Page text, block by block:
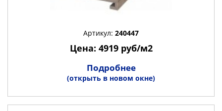
Артикул: 240447
Цена: 4919 руб/м2
Подробнее
(открыть в новом окне)